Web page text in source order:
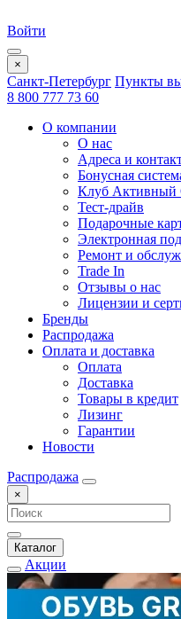
Войти
×
Санкт-Петербург Пункты
8 800 777 73 60
О компании
О нас
Адреса и
Бонусная
Клуб Активный
Тест-драйв
Подарочные
Электронная
Ремонт и
Trade In
Отзывы о нас
Лицензии и
Бренды
Распродажа
Оплата и доставка
Оплата
Доставка
Товары в кредит
Лизинг
Гарантии
Новости
Распродажа
×
Каталог
Акции